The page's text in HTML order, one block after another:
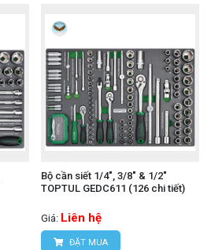
Bộ cần siết 1/4", 3/8" & 1/2"
TOPTUL GEDC611 (126 chi tiết)
Giá: Liên hệ
ĐẶT MUA